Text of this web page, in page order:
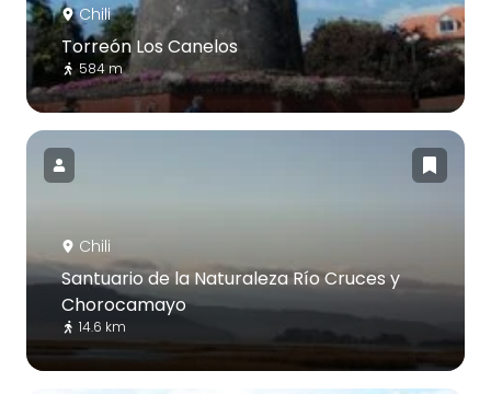
Chili
Torreón Los Canelos
584 m
Chili
Santuario de la Naturaleza Río Cruces y
Chorocamayo
14.6 km